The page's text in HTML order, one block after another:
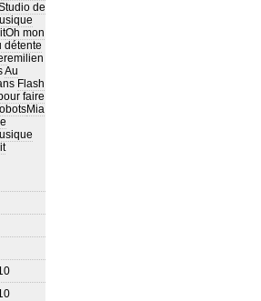
de
Oh mon
détente
emilien
Au
Flash
faire
Mia